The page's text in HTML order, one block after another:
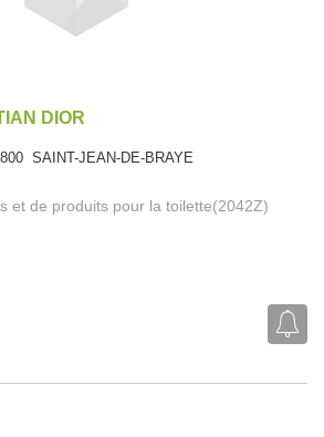
DIOR
SAINT-JEAN-DE-BRAYE
et de produits pour la toilette(2042Z)